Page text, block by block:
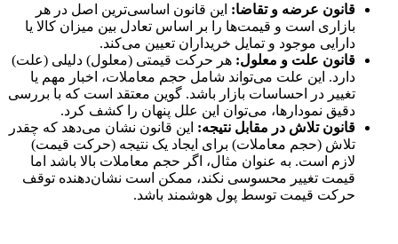
قانون عرضه و تقاضا: این قانون اساسی‌ترین اصل در هر
بازاری است و قیمت‌ها را بر اساس تعادل بین میزان کالا یا
دارایی موجود و تمایل خریداران تعیین می‌کند.
قانون علت و معلول: هر حرکت قیمتی (معلول) دلیلی (علت)
دارد. این علت می‌تواند شامل حجم معاملات، اخبار مهم یا
تغییر در احساسات بازار باشد. گوین معتقد است که با بررسی
دقیق نمودارها، می‌توان این علل پنهان را کشف کرد.
قانون تلاش در مقابل نتیجه: این قانون نشان می‌دهد که چقدر
تلاش (حجم معاملات) برای ایجاد یک نتیجه (حرکت قیمت)
لازم است. به عنوان مثال، اگر حجم معاملات بالا باشد اما
قیمت تغییر محسوسی نکند، ممکن است نشان‌دهنده توقف
حرکت قیمت توسط پول هوشمند باشد.